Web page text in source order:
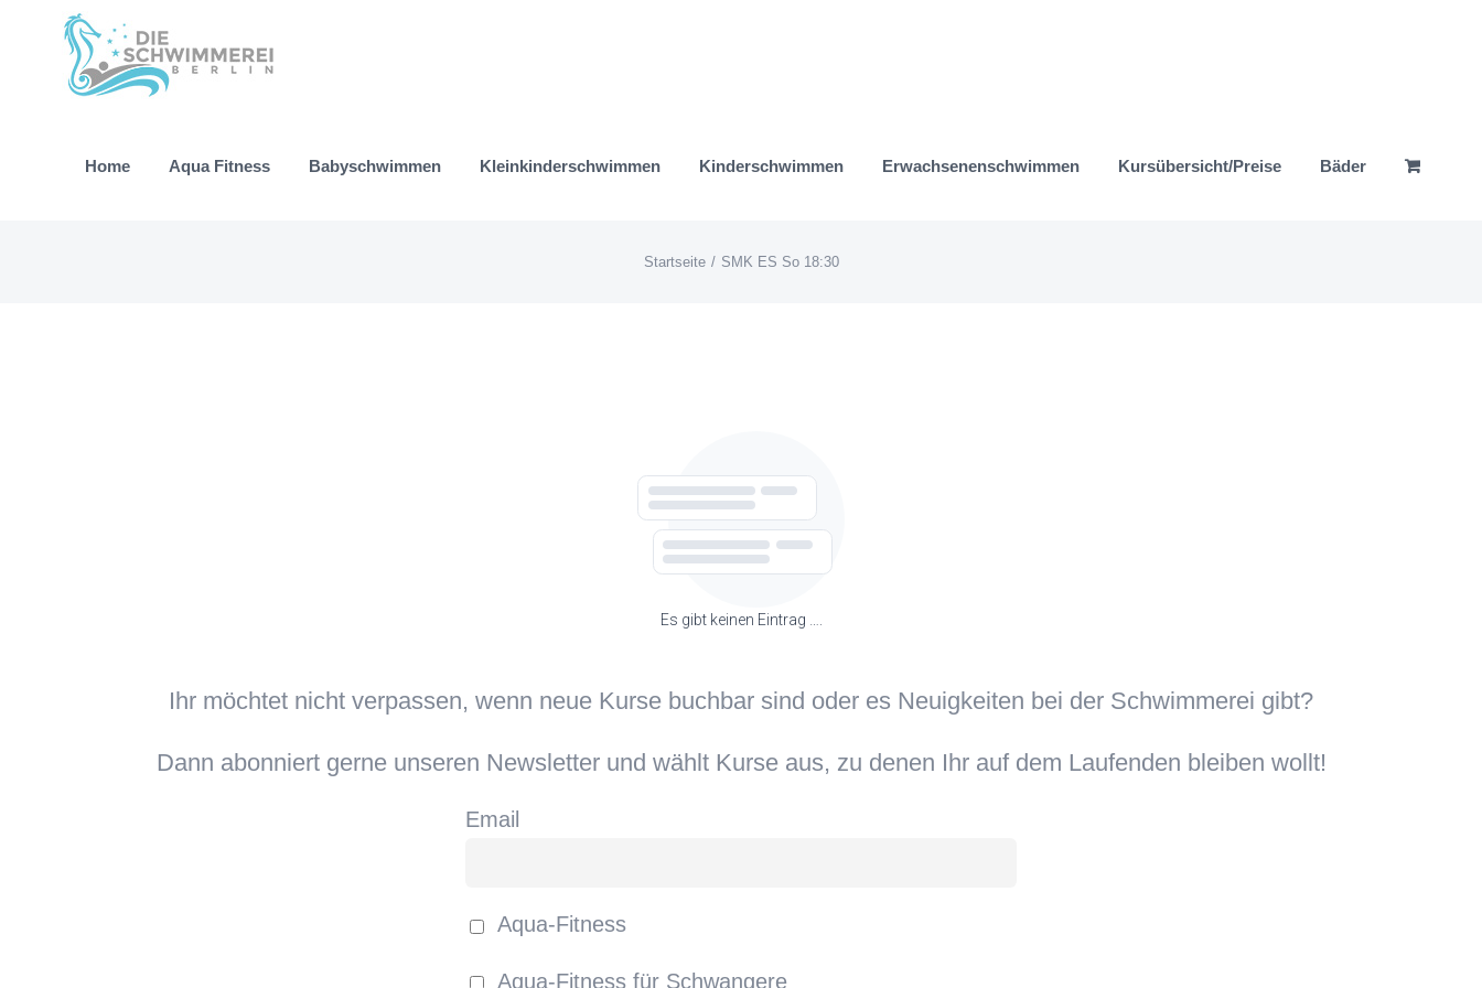
springen
Home Aqua Fitness Babyschwimmen Kleinkinderschwimmen Kinderschwimmen Erwachsenenschwimmen Kursübersicht/Preise Bäder
Startseite SMK ES So 18:30
Es gibt keinen Eintrag ….
Ihr möchtet nicht verpassen, wenn neue Kurse buchbar sind oder es Neuigkeiten bei der Schwimmerei gibt?
Dann abonniert gerne unseren Newsletter und wählt Kurse aus, zu denen Ihr auf dem Laufenden bleiben wollt!
Email
Aqua-Fitness
Aqua-Fitness für Schwangere